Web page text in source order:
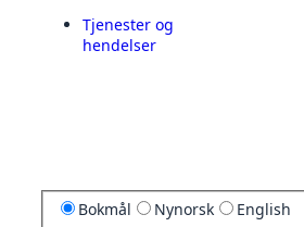
Tjenester og
hendelser
Bokmål Nynorsk English